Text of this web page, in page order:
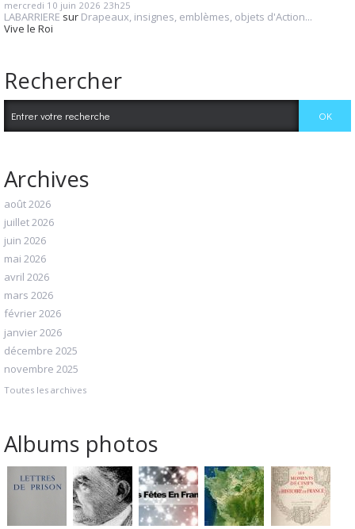
mercredi 10 juin 2026 23h25
LABARRIERE sur Drapeaux, insignes, emblèmes, objets d'Action...
Vive le Roi
Rechercher
Archives
août 2026
juillet 2026
juin 2026
mai 2026
avril 2026
mars 2026
février 2026
janvier 2026
décembre 2025
novembre 2025
Toutes les archives
Albums photos